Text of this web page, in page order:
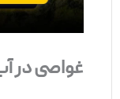
غواصی در آب